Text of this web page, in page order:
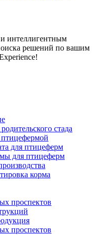
интеллигентным
решений по вашим
стада
для птицеферм
для птицеферм
корма
проспектов
проспектов